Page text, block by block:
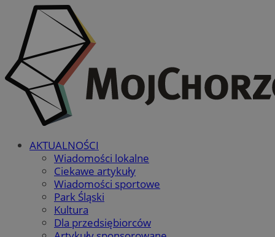
AKTUALNOŚCI
Wiadomości lokalne
Ciekawe artykuły
Wiadomości sportowe
Park Śląski
Kultura
Dla przedsiębiorców